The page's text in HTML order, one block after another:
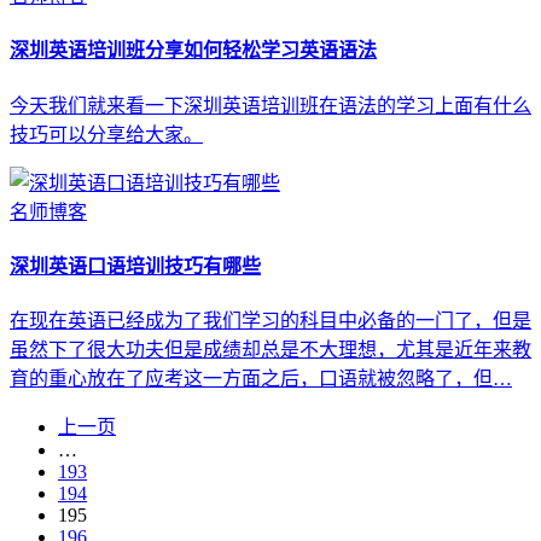
深圳英语培训班分享如何轻松学习英语语法
今天我们就来看一下深圳英语培训班在语法的学习上面有什么
技巧可以分享给大家。
名师博客
深圳英语口语培训技巧有哪些
在现在英语已经成为了我们学习的科目中必备的一门了，但是
虽然下了很大功夫但是成绩却总是不大理想，尤其是近年来教
育的重心放在了应考这一方面之后，口语就被忽略了，但…
上一页
…
193
194
195